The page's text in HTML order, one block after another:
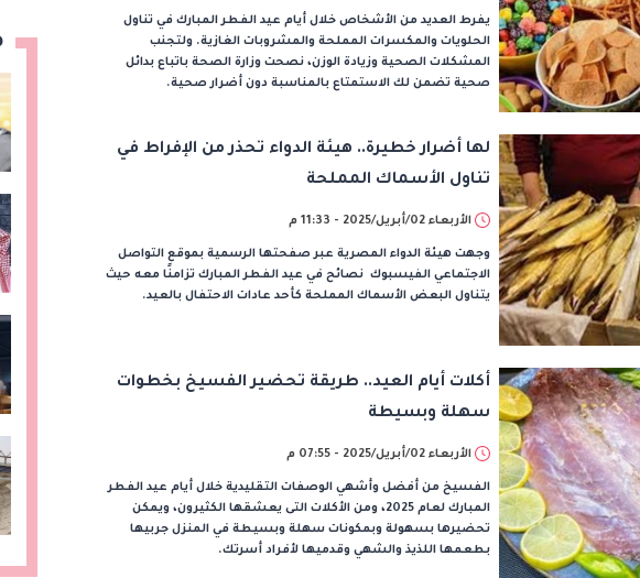
يفرط العديد من الأشخاص خلال أيام عيد الفطر المبارك في تناول
الحلويات والمكسرات المملحة والمشروبات الغازية. ولتجنب
المشكلات الصحية وزيادة الوزن، نصحت وزارة الصحة باتباع بدائل
صحية تضمن لك الاستمتاع بالمناسبة دون أضرار صحية.
لها أضرار خطيرة.. هيئة الدواء تحذر من الإفراط في
تناول الأسماك المملحة
الأربعاء 02/أبريل/2025 - 11:33 م
وجهت هيئة الدواء المصرية عبر صفحتها الرسمية بموقع التواصل
الاجتماعي الفيسبوك نصائح في عيد الفطر المبارك تزامنًا معه حيث
يتناول البعض الأسماك المملحة كأحد عادات الاحتفال بالعيد.​
أكلات أيام العيد.. طريقة تحضير الفسيخ بخطوات
سهلة وبسيطة
الأربعاء 02/أبريل/2025 - 07:55 م
الفسيخ من أفضل وأشهي الوصفات التقليدية خلال أيام عيد الفطر
المبارك لعام 2025، ومن الأكلات التى يعشقها الكثيرون، ويمكن
تحضيرها بسهولة وبمكونات سهلة وبسيطة في المنزل جربيها
بطعمها اللذيذ والشهي وقدميها لأفراد أسرتك.